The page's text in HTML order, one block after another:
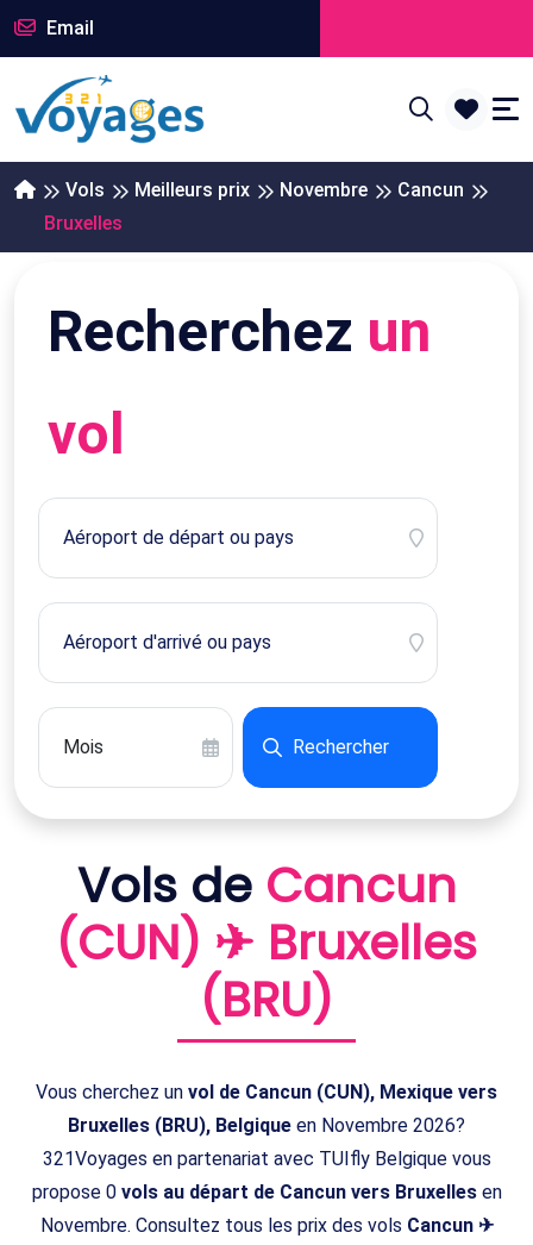
Email
Vols Meilleurs prix Novembre
Cancun
Bruxelles
Recherchez un
vol
Rechercher
Vols de Cancun
(CUN) ✈ Bruxelles
(BRU)
Vous cherchez un vol de Cancun (CUN), Mexique vers
Bruxelles (BRU), Belgique en Novembre 2026?
321Voyages en partenariat avec TUIfly Belgique vous
propose 0 vols au départ de Cancun vers Bruxellesen
Novembre. Consultez tous les prix des vols Cancun ✈